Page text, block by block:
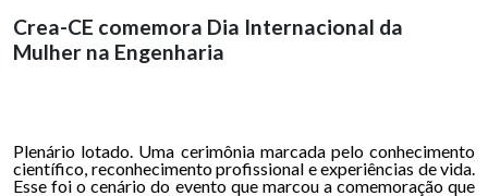
Crea-CE comemora Dia Internacional da
Mulher na Engenharia
Plenário lotado. Uma cerimônia marcada pelo conhecimento
científico, reconhecimento profissional e experiências de vida.
Esse foi o cenário do evento que marcou a comemoração que